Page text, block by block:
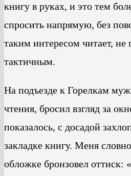
книгу в руках, и это тем
спросить напрямую, без
таким интересом читает, не
тактичным.
На подъезде к Горелкам
чтения, бросил взгляд за
показалось, с досадой
закладке книгу. Меня
обложке бронзовел оттиск: